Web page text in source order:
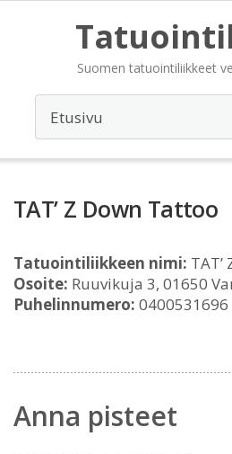
Suomen tatuointiliikkeet
TAT’ Z Down Tattoo
Tatuointiliikkeen nimi:
Osoite: Ruuvikuja 3, 01650
Puhelinnumero: 0400531696
Anna pisteet